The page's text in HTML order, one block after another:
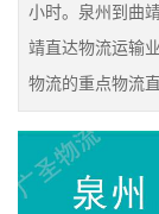
小时。泉州到曲
靖直达物流运输
物流的重点物流